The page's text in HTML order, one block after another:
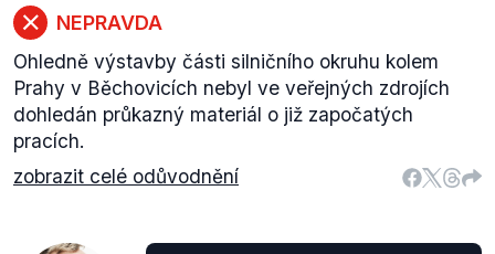
NEPRAVDA
Ohledně výstavby části silničního okruhu kolem
Prahy v Běchovicích nebyl ve veřejných zdrojích
dohledán průkazný materiál o již započatých
pracích.
zobrazit celé odůvodnění